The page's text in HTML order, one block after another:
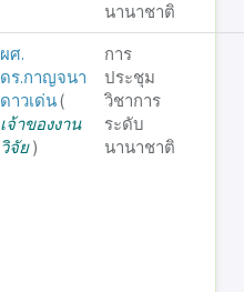
นานาชาติ
ผศ.
ดร.กาญจนา
ดาวเด่น(
เจ้าของงาน
วิจัย)
การ
ประชุม
วิชาการ
ระดับ
นานาชาติ